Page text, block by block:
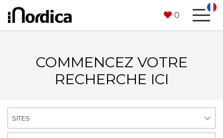
0
COMMENCEZ VOTRE
RECHERCHE ICI
SITES